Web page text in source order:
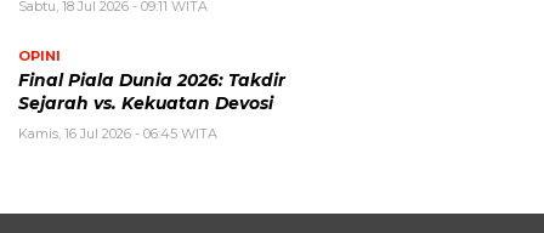
Sabtu, 18 Jul 2026 - 09:11 WITA
OPINI
Final Piala Dunia 2026: Takdir
Sejarah vs. Kekuatan Devosi
Kamis, 16 Jul 2026 - 06:45 WITA